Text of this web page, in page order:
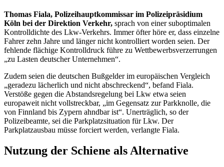
Thomas Fiala, Polizeihauptkommissar im Polizeipräsidium
Köln bei der Direktion Verkehr, sprach von einer suboptimalen
Kontrolldichte des Lkw-Verkehrs. Immer öfter höre er, dass einzelne
Fahrer zehn Jahre und länger nicht kontrolliert worden seien. Der
fehlende flächige Kontrolldruck führe zu Wettbewerbsverzerrungen
„zu Lasten deutscher Unternehmen“.
Zudem seien die deutschen Bußgelder im europäischen Vergleich
„geradezu lächerlich und nicht abschreckend“, befand Fiala.
Verstöße gegen die Abstandsregelung bei Lkw etwa seien
europaweit nicht vollstreckbar, „im Gegensatz zur Parkknolle, die
von Finnland bis Zypern ahndbar ist“. Unerträglich, so der
Polizeibeamte, sei die Parkplatzsituation für Lkw. Der
Parkplatzausbau müsse forciert werden, verlangte Fiala.
Nutzung der Schiene als Alternative